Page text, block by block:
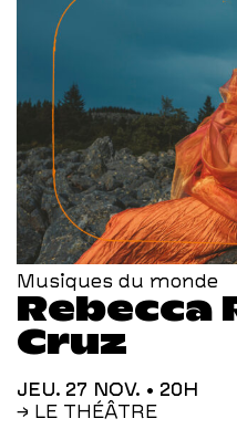
Musiques du monde
Rebecca
Cruz
JEU. 27 NOV. • 20H
→ LE THÉÂTRE